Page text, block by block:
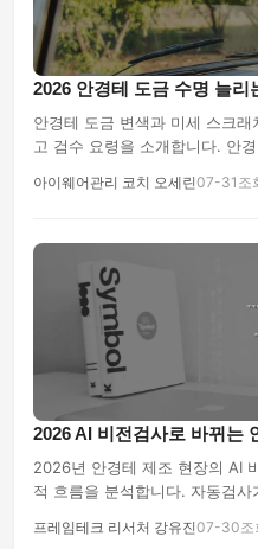
2026 안경테 도금 수명 늘리
안경테 도금 변색과 미세 스크래
고 검수 요령을 소개합니다. 안
아이웨어관리 코치 오세린07-31 조
2026 AI 비전검사로 바뀌는
2026년 안경테 제조 현장의 AI
적 흐름을 분석합니다. 자동검
프레임테크 리서처 강유진07-30